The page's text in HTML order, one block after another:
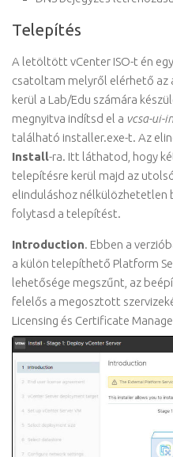
Telepítés
A letöltött vCenter ISO-t én
csatoltam melyről elérhető az
kerül a Lab/Edu számára
megnyitva indítsd el a vcsa-ui-
található installer.exe-t. Az
Install-ra. Itt láthatod, hogy
telepítésre kerül majd az
elinduláshoz nélkülözhetetlen
folytasd a telepítést.
Introduction. Ebben a
a külön telepíthető Platform
lehetősége megszűnt, az
felelős a megosztott
Licensing és Certificate